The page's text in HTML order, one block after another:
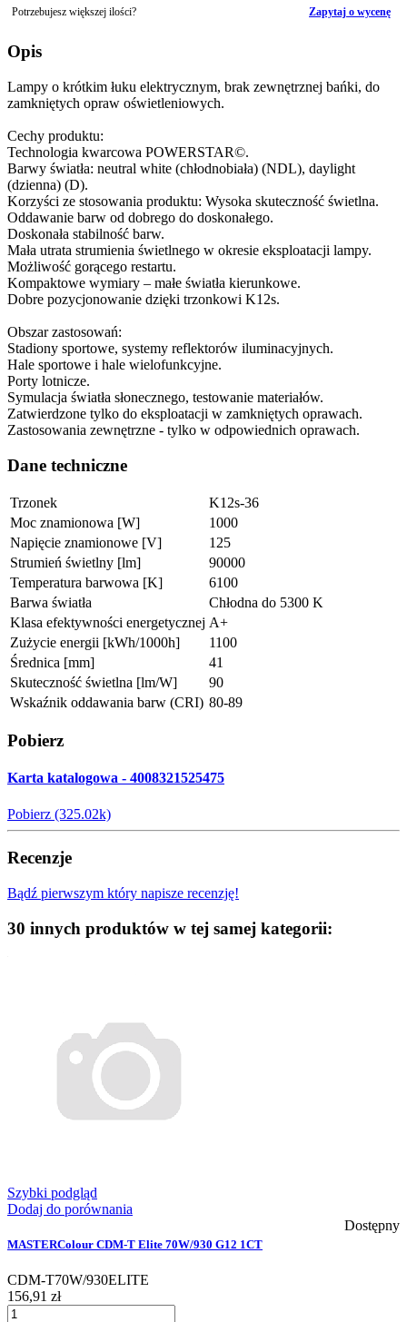
Potrzebujesz większej ilości? Zapytaj o wycenę
Opis
Lampy o krótkim łuku elektrycznym, brak zewnętrznej bańki, do
zamkniętych opraw oświetleniowych.
Cechy produktu:
Technologia kwarcowa POWERSTAR©.
Barwy światła: neutral white (chłodnobiała) (NDL), daylight
(dzienna) (D).
Korzyści ze stosowania produktu: Wysoka skuteczność świetlna.
Oddawanie barw od dobrego do doskonałego.
Doskonała stabilność barw.
Mała utrata strumienia świetlnego w okresie eksploatacji lampy.
Możliwość gorącego restartu.
Kompaktowe wymiary – małe światła kierunkowe.
Dobre pozycjonowanie dzięki trzonkowi K12s.
Obszar zastosowań:
Stadiony sportowe, systemy reflektorów iluminacyjnych.
Hale sportowe i hale wielofunkcyjne.
Porty lotnicze.
Symulacja światła słonecznego, testowanie materiałów.
Zatwierdzone tylko do eksploatacji w zamkniętych oprawach.
Zastosowania zewnętrzne - tylko w odpowiednich oprawach.
Dane techniczne
Trzonek
K12s-36
Moc znamionowa [W]
1000
Napięcie znamionowe [V]
125
Strumień świetlny [lm]
90000
Temperatura barwowa [K]
6100
Barwa światła
Chłodna do 5300 K
Klasa efektywności energetycznej A+
Zużycie energii [kWh/1000h]
1100
Średnica [mm]
41
Skuteczność świetlna [lm/W]
90
Wskaźnik oddawania barw (CRI) 80-89
Pobierz
Karta katalogowa - 4008321525475
Pobierz (325.02k)
Recenzje
Bądź pierwszym który napisze recenzję!
30 innych produktów w tej samej kategorii:
Szybki podgląd
Dodaj do porównania
Dostępny
MASTERColour CDM-T Elite 70W/930 G12 1CT
CDM-T70W/930ELITE
156,91 zł